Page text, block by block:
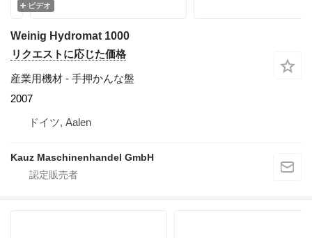
ビデオ
Weinig Hydromat 1000
リクエストに応じた価格
産業用機材 - 手押かんな盤
2007
ドイツ, Aalen
Kauz Maschinenhandel GmbH